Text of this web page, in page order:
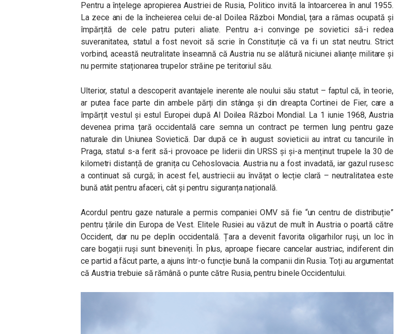
Pentru a înțelege apropierea Austriei de Rusia, Politico invită la întoarcerea în anul 1955.
La zece ani de la încheierea celui de-al Doilea Război Mondial, țara a rămas ocupată și
împărțită de cele patru puteri aliate. Pentru a-i convinge pe sovietici să-i redea
suveranitatea, statul a fost nevoit să scrie în Constituție că va fi un stat neutru. Strict
vorbind, această neutralitate înseamnă că Austria nu se alătură niciunei alianțe militare și
nu permite staționarea trupelor străine pe teritoriul său.
Ulterior, statul a descoperit avantajele inerente ale noului său statut – faptul că, în teorie,
ar putea face parte din ambele părți din stânga și din dreapta Cortinei de Fier, care a
împărțit vestul și estul Europei după Al Doilea Război Mondial. La 1 iunie 1968, Austria
devenea prima țară occidentală care semna un contract pe termen lung pentru gaze
naturale din Uniunea Sovietică. Dar după ce în august sovieticii au intrat cu tancurile în
Praga, statul s-a ferit să-i provoace pe liderii din URSS și și-a menținut trupele la 30 de
kilometri distanță de granița cu Cehoslovacia. Austria nu a fost invadată, iar gazul rusesc
a continuat să curgă; în acest fel, austriecii au învățat o lecție clară – neutralitatea este
bună atât pentru afaceri, cât și pentru siguranța națională.
Acordul pentru gaze naturale a permis companiei OMV să fie “un centru de distribuție”
pentru țările din Europa de Vest. Elitele Rusiei au văzut de mult în Austria o poartă către
Occident, dar nu pe deplin occidentală. Țara a devenit favorita oligarhilor ruși, un loc în
care bogații ruși sunt bineveniți. În plus, aproape fiecare cancelar austriac, indiferent din
ce partid a făcut parte, a ajuns într-o funcție bună la companii din Rusia. Toți au argumentat
că Austria trebuie să rămână o punte către Rusia, pentru binele Occidentului.